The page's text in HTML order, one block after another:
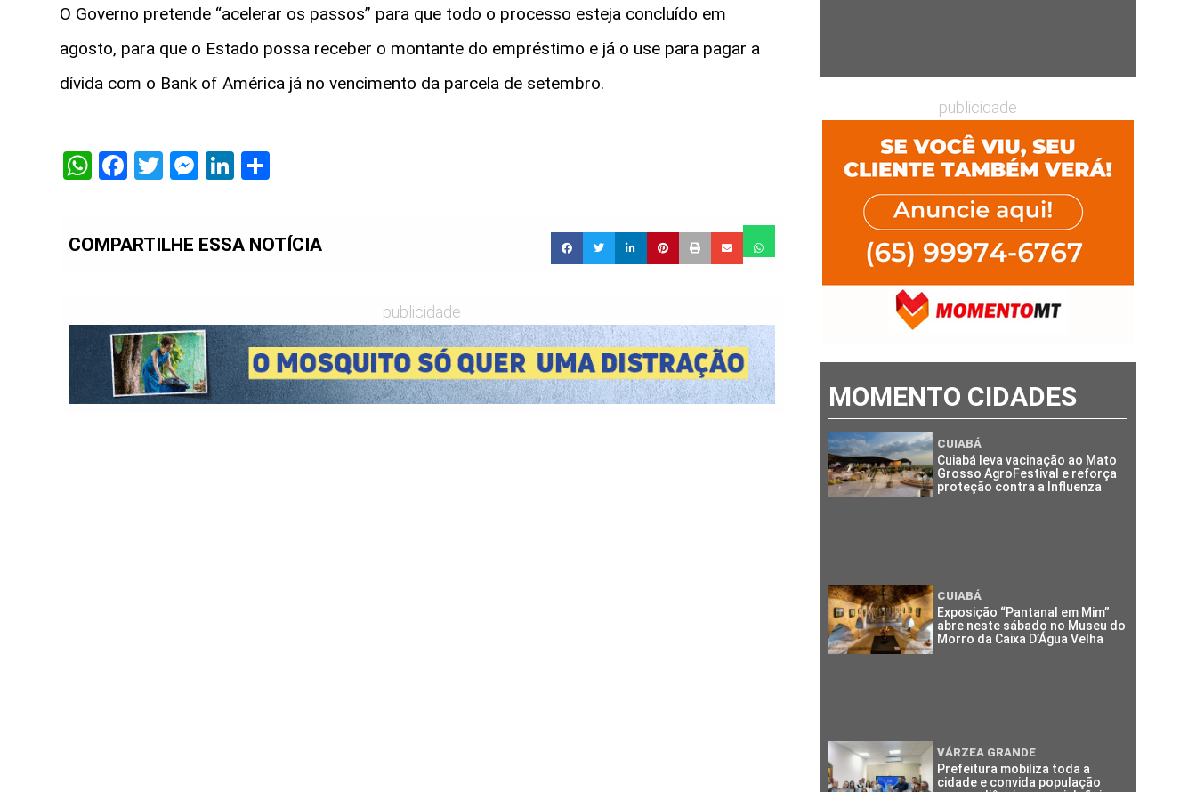
O Governo pretende “acelerar os passos” para que todo o processo esteja concluído em
agosto, para que o Estado possa receber o montante do empréstimo e já o use para pagar a
dívida com o Bank of América já no vencimento da parcela de setembro.
WhatsApp
Facebook
Twitter
Messenger
LinkedIn
COMPARTILHE ESSA NOTÍCIA
publicidade
publicidade
MOMENTO CIDADES
CUIABÁ
Cuiabá leva vacinação ao Mato
Grosso AgroFestival e reforça
proteção contra a Influenza
CUIABÁ
Exposição “Pantanal em Mim”
abre neste sábado no Museu do
Morro da Caixa D’Água Velha
VÁRZEA GRANDE
Prefeitura mobiliza toda a
cidade e convida população